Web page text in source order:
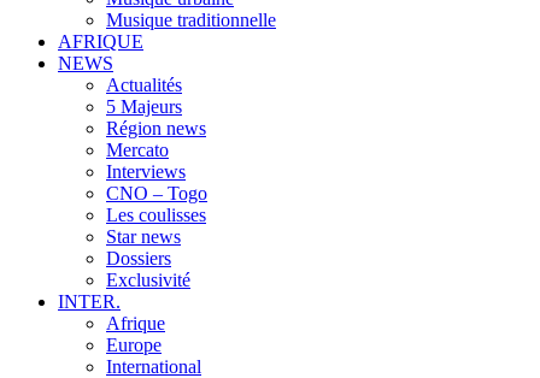
Musique traditionnelle
AFRIQUE
NEWS
Actualités
5 Majeurs
Région news
Mercato
Interviews
CNO – Togo
Les coulisses
Star news
Dossiers
Exclusivité
INTER.
Afrique
Europe
International